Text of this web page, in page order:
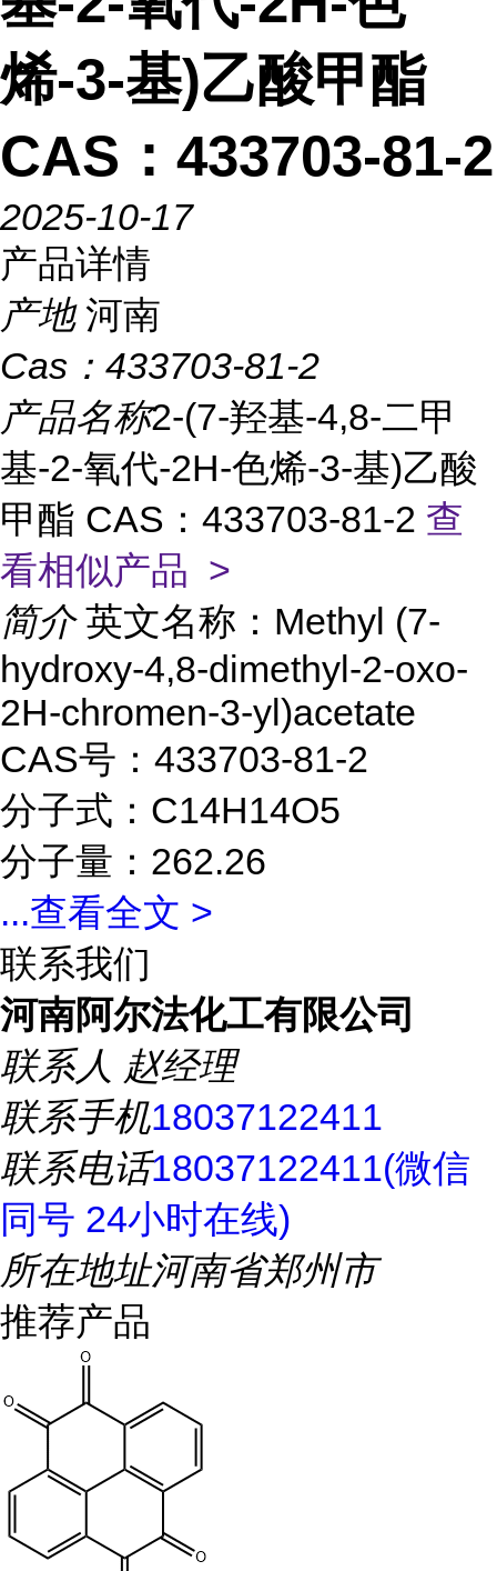
烯-3-基)乙酸甲酯
CAS：433703-81-2
2025-10-17
产品详情
产地 河南
Cas： 433703-81-2
产品名称2-(7-羟基-4,8-二甲
基-2-氧代-2H-色烯-3-基)乙酸
甲酯 CAS：433703-81-2 查
看相似产品 >
简介 英文名称：Methyl (7-
hydroxy-4,8-dimethyl-2-oxo-
2H-chromen-3-yl)acetate
CAS号：433703-81-2
分子式：C14H14O5
分子量：262.26
...查看全文 >
联系我们
河南阿尔法化工有限公司
联系人 赵经理
联系手机18037122411
联系电话18037122411(微信
同号 24小时在线)
所在地址河南省郑州市
推荐产品